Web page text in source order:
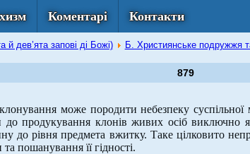
Коментарі Контакти
й дев’ята запові ді Божі) Б. Християнське подружжя
879
може породити небезпеку суспільної
продукування клонів живих осіб виключно
до рівня предмета вжитку. Таке цілковито
пошанування її гідності.